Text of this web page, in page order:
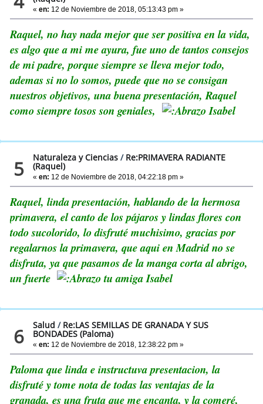
«en: 12 de Noviembre de 2018, 05:13:43 pm »
Raquel, no hay nada mejor que ser positiva en la vida,
es algo que a mi me ayura, fue uno de tantos consejos
de mi padre, porque siempre se lleva mejor todo,
ademas si no lo somos, puede que no se consigan
nuestros objetivos, una buena presentación, Raquel
como siempre tosos son geniales,
Isabel
5 Naturaleza y Ciencias / Re:PRIMAVERA RADIANTE
(Raquel)
«en: 12 de Noviembre de 2018, 04:22:18 pm »
Raquel, linda presentación, hablando de la hermosa
primavera, el canto de los pájaros y lindas flores con
todo sucolorido, lo disfruté muchisimo, gracias por
regalarnos la primavera, que aqui en Madrid no se
disfruta, ya que pasamos de la manga corta al abrigo,
un fuerte
tu amiga Isabel
6 Salud / Re:LAS SEMILLAS DE GRANADA Y SUS
BONDADES (Paloma)
«en: 12 de Noviembre de 2018, 12:38:22 pm »
Paloma que linda e instructuva presentacion, la
disfruté y tome nota de todas las ventajas de la
granada, es una fruta que me encanta, y la comeré,